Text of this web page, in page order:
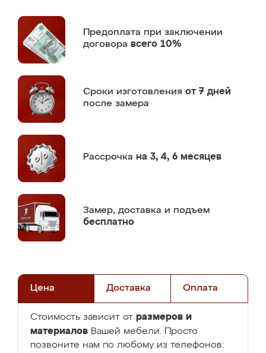
Предоплата при заключении
договора всего 10%
Сроки изготовления от 7 дней
после замера
Рассрочка на 3, 4, 6 месяцев
Замер, доставка и подъем
бесплатно
Цена Доставка Оплата
Стоимость зависит от размеров и
материалов Вашей мебели. Просто
позвоните нам по любому из телефонов: